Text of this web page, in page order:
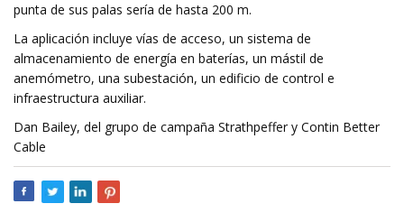
punta de sus palas sería de hasta 200 m.
La aplicación incluye vías de acceso, un sistema de
almacenamiento de energía en baterías, un mástil de
anemómetro, una subestación, un edificio de control e
infraestructura auxiliar.
Dan Bailey, del grupo de campaña Strathpeffer y Contin Better
Cable